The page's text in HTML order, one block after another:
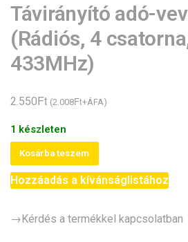
Távirányító adó-
(Rádiós, 4
433MHz)
2.550Ft (2.008Ft+ÁFA)
1 készleten
Távirányító
adó-
vevő
(Rádiós,
Kosárba teszem
Hozzáadás a kívánságlistához
→Kérdés a termékkel kapcsolatban